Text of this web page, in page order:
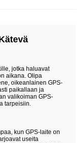
jotka haluavat
aikana. Olipa
oikeanlainen GPS-
paikallaan ja
valikoiman GPS-
tarpeisiin.
kun GPS-laite on
useita